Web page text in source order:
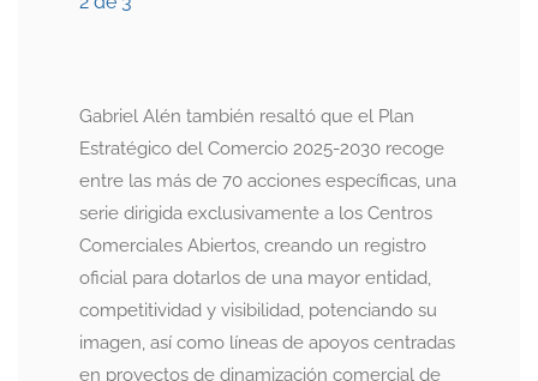
Gabriel Alén también resaltó que el Plan
Estratégico del Comercio 2025-2030 recoge
entre las más de 70 acciones específicas, una
serie dirigida exclusivamente a los Centros
Comerciales Abiertos, creando un registro
oficial para dotarlos de una mayor entidad,
competitividad y visibilidad, potenciando su
imagen, así como líneas de apoyos centradas
en proyectos de dinamización comercial de